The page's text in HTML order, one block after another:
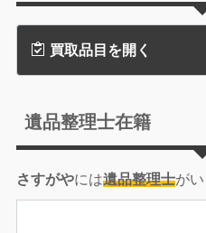
買取品目を開く
遺品整理士在籍
さすがやには遺品整理士がい